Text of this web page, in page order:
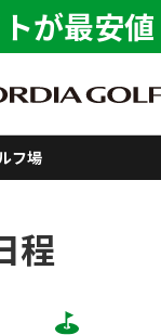
が最安値
フ場
程